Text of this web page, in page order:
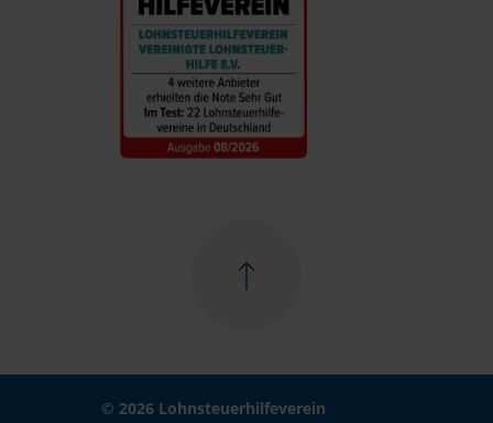
© 2026 Lohnsteuerhilfeverein